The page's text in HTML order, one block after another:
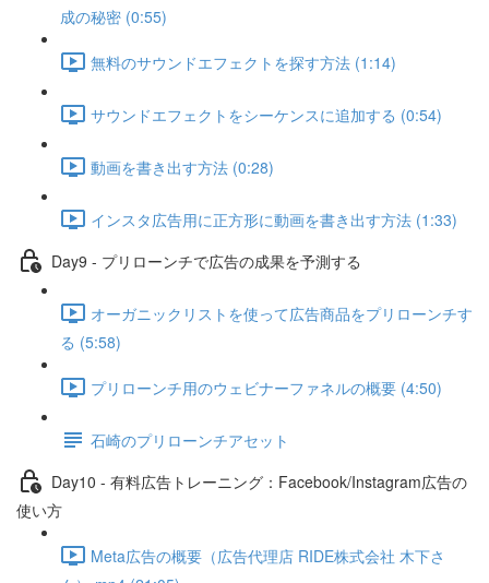
成の秘密 (0:55)
無料のサウンドエフェクトを探す方法 (1:14)
サウンドエフェクトをシーケンスに追加する (0:54)
動画を書き出す方法 (0:28)
インスタ広告用に正方形に動画を書き出す方法 (1:33)
Day9 - プリローンチで広告の成果を予測する
オーガニックリストを使って広告商品をプリローンチす
る (5:58)
プリローンチ用のウェビナーファネルの概要 (4:50)
石崎のプリローンチアセット
Day10 - 有料広告トレーニング：Facebook/Instagram広告の
使い方
Meta広告の概要（広告代理店 RIDE株式会社 木下さ